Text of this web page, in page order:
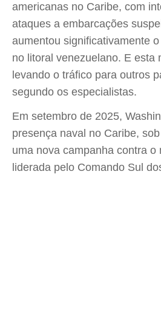
americanas no Caribe, com
ataques a embarcações
aumentou significativamente
no litoral venezuelano. E esta
levando o tráfico para outros
segundo os especialistas.
Em setembro de 2025,
presença naval no Caribe,
uma nova campanha contra o
liderada pelo Comando Sul